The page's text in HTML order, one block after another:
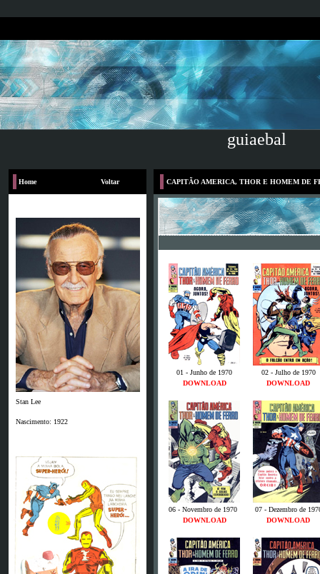
guiaebal
Home Voltar
Stan Lee
Nascimento: 1922
CAPITÃO AMERICA, THOR E HOMEM DE
01 - Junho de 1970
02 - Julho de 1970
DOWNLOAD
DOWNLOAD
06 - Novembro de 19700
07 - Dezembro de
DOWNLOAD
DOWNLOAD